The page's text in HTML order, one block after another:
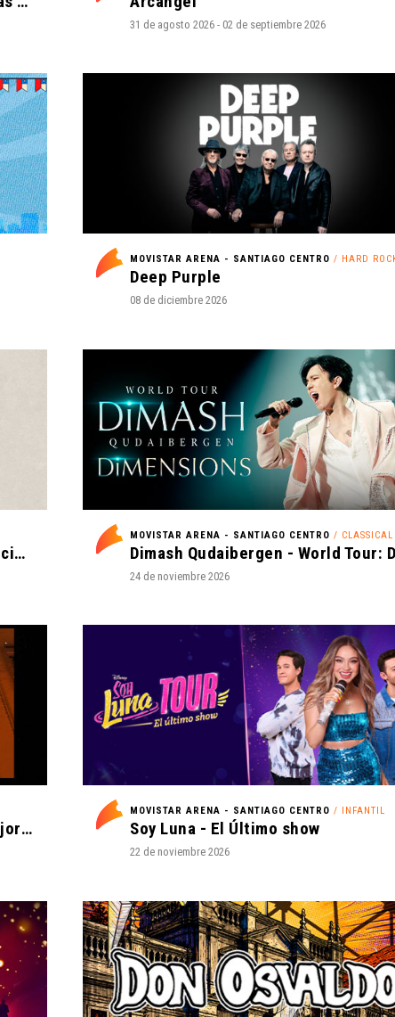
31 de agosto 2026 - 02 de septiembre 2026
MOVISTAR ARENA - SANTIAGO CENTRO / HARD
Deep Purple
08 de diciembre 2026
Def Leppard - Live 2026 - with Special Guest Extreme
MOVISTAR ARENA - SANTIAGO CENTRO / CLASSICAL
24 de noviembre 2026
Romeo Santos y Prince Royce - Mejor Tarde que Nunca
MOVISTAR ARENA - SANTIAGO CENTRO / INFANTIL
Soy Luna - El Último show
22 de noviembre 2026